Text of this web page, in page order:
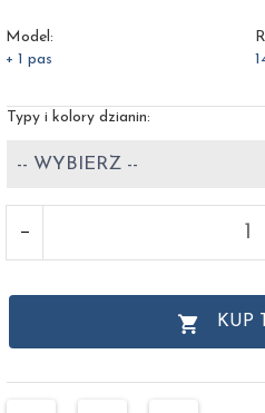
Model:
+ 1 pas
Typy i kolory dzianin:
-- WYBIERZ --
KUP